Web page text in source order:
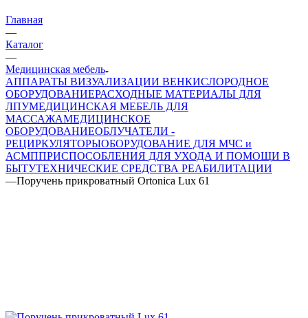
Главная
—
Каталог
—
Медицинская мебель
АППАРАТЫ ВИЗУАЛИЗАЦИИ ВЕНКИСЛОРОДНОЕ
ОБОРУДОВАНИЕРАСХОДНЫЕ МАТЕРИАЛЫ ДЛЯ
ЛПУМЕДИЦИНСКАЯ МЕБЕЛЬ ДЛЯ
МАССАЖАМЕДИЦИНСКОЕ
ОБОРУДОВАНИЕОБЛУЧАТЕЛИ -
РЕЦИРКУЛЯТОРЫОБОРУДОВАНИЕ ДЛЯ МЧС и
АСМППРИСПОСОБЛЕНИЯ ДЛЯ УХОДА И ПОМОЩИ В
БЫТУТЕХНИЧЕСКИЕ СРЕДСТВА РЕАБИЛИТАЦИИ
—Поручень прикроватный Ortonica Lux 61